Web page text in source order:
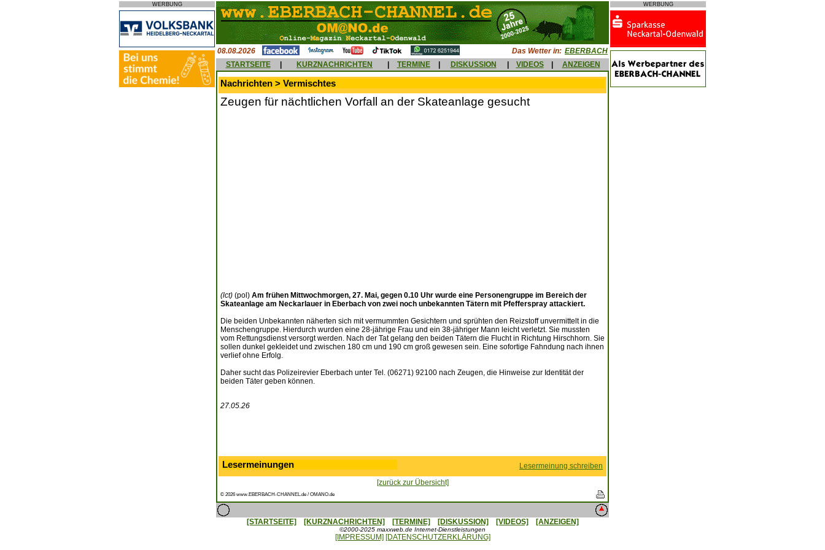
WERBUNG
08.08.2026 Das Wetter in: EBERBACH
STARTSEITE
KURZNACHRICHTEN TERMINE DISKUSSION VIDEOS ANZEIGEN
Nachrichten > Vermischtes
Zeugen für nächtlichen Vorfall an der Skateanlage gesucht
(lct) (pol) Am frühen Mittwochmorgen, 27. Mai, gegen 0.10 Uhr wurde eine Personengruppe im Bereich der
Skateanlage am Neckarlauer in Eberbach von zwei noch unbekannten Tätern mit Pfefferspray attackiert.
Die beiden Unbekannten näherten sich mit vermummten Gesichtern und sprühten den Reizstoff unvermittelt in die
Menschengruppe. Hierdurch wurden eine 28-jährige Frau und ein 38-jähriger Mann leicht verletzt. Sie mussten
vom Rettungsdienst versorgt werden. Nach der Tat gelang den beiden Tätern die Flucht in Richtung Hirschhorn. Sie
sollen dunkel gekleidet und zwischen 180 cm und 190 cm groß gewesen sein. Eine sofortige Fahndung nach ihnen
verlief ohne Erfolg.
Daher sucht das Polizeirevier Eberbach unter Tel. (06271) 92100 nach Zeugen, die Hinweise zur Identität der
beiden Täter geben können.
27.05.26
Lesermeinungen
Lesermeinung schreiben
[zurück zur Übersicht]
© 2026 www.EBERBACH-CHANNEL.de / OMANO.de
[STARTSEITE] [KURZNACHRICHTEN] [TERMINE] [DISKUSSION] [VIDEOS] [ANZEIGEN]
©2000-2025 maxxweb.de Internet-Dienstleistungen
[IMPRESSUM] [DATENSCHUTZERKLÄRUNG]
WERBUNG